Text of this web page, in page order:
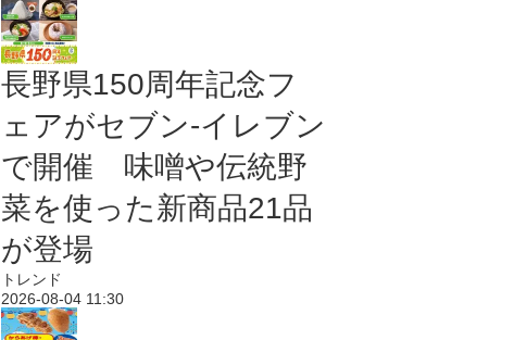
長野県150周年記念フ
ェアがセブン-イレブン
で開催 味噌や伝統野
菜を使った新商品21品
が登場
トレンド
2026-08-04 11:30